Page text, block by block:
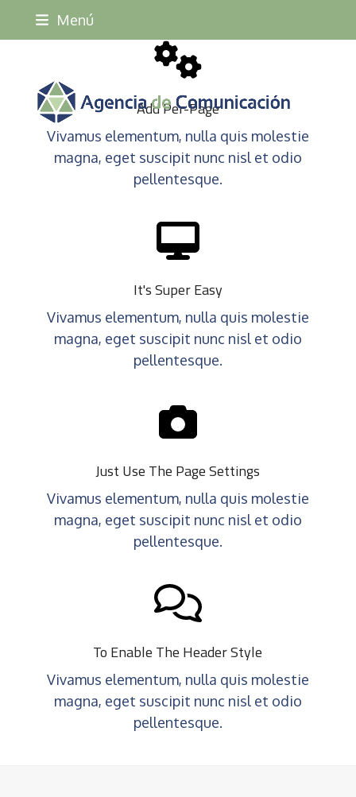
Menú
Add Per-Page
Vivamus elementum, nulla quis molestie
magna, eget suscipit nunc nisl et odio
pellentesque.
It's Super Easy
Vivamus elementum, nulla quis molestie
magna, eget suscipit nunc nisl et odio
pellentesque.
Just Use The Page Settings
Vivamus elementum, nulla quis molestie
magna, eget suscipit nunc nisl et odio
pellentesque.
To Enable The Header Style
Vivamus elementum, nulla quis molestie
magna, eget suscipit nunc nisl et odio
pellentesque.